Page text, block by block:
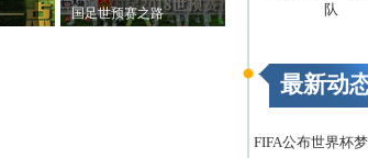
国足世预赛之路
队
最新动
FIFA公布世界杯